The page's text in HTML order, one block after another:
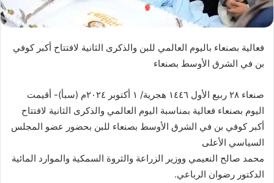
فعالية بصنعاء باليوم العالمي للبن والذكرى الثانية لافتتاح أكبر كوفي
بن في الشرق الأوسط بصنعاء
صنعاء ٢٨ ربيع الأول ١٤٤٦ هجرية/ ١ أكتوبر ٢٠٢٤م (سبأ)- أقيمت
اليوم بصنعاء فعالية بمناسبة اليوم العالمي والذكرى الثانية لافتتاح
أكبر كوفي بن في الشرق الأوسط بصنعاء للبن بحضور عضو المجلس
السياسي الأعلى
محمد صالح النعيمي ووزير الزراعة والثروة السمكية والموارد المائية
الدكتور رضوان الرباعي.